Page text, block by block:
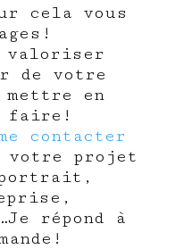
cela vous
valoriser
de votre
en
faire!
contacter
votre projet
répond à